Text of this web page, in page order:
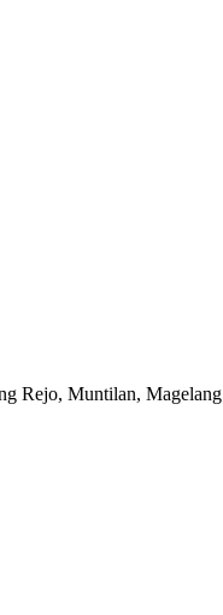
Rejo, Muntilan, Magelang